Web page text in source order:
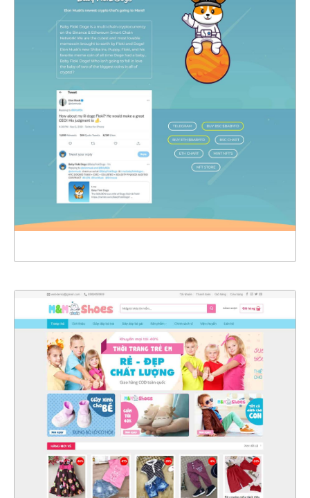
47316
CHI TIẾT
XEM THỰC TẾ
4325